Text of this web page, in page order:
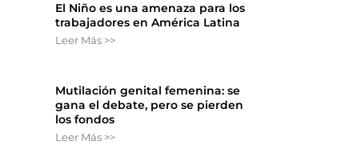
El Niño es una amenaza para los
trabajadores en América Latina
Leer Más >>
Mutilación genital femenina: se
gana el debate, pero se pierden
los fondos
Leer Más >>